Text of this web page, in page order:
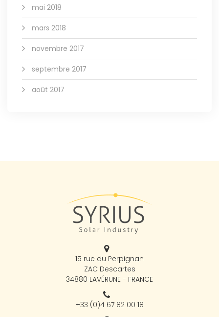
mai 2018
mars 2018
novembre 2017
septembre 2017
août 2017
15 rue du Perpignan
ZAC Descartes
34880 LAVÉRUNE - FRANCE
+33 (0)4 67 82 00 18